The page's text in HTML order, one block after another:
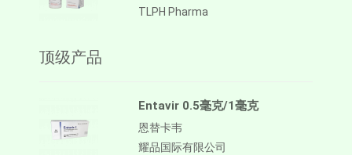
TLPH Pharma
顶级产品
Entavir 0.5毫克/1毫克
恩替卡韦
耀品国际有限公司